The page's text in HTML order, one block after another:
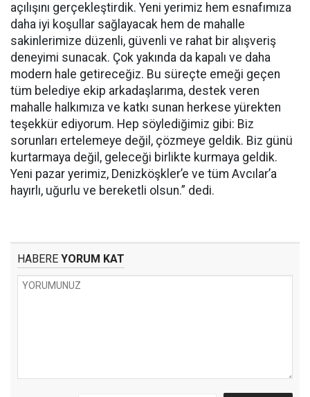
açılışını gerçekleştirdik. Yeni yerimiz hem esnafımıza
daha iyi koşullar sağlayacak hem de mahalle
sakinlerimize düzenli, güvenli ve rahat bir alışveriş
deneyimi sunacak. Çok yakında da kapalı ve daha
modern hale getireceğiz. Bu süreçte emeği geçen
tüm belediye ekip arkadaşlarıma, destek veren
mahalle halkımıza ve katkı sunan herkese yürekten
teşekkür ediyorum. Hep söylediğimiz gibi: Biz
sorunları ertelemeye değil, çözmeye geldik. Biz günü
kurtarmaya değil, geleceği birlikte kurmaya geldik.
Yeni pazar yerimiz, Denizköşkler’e ve tüm Avcılar’a
hayırlı, uğurlu ve bereketli olsun.” dedi.
HABERE YORUM KAT